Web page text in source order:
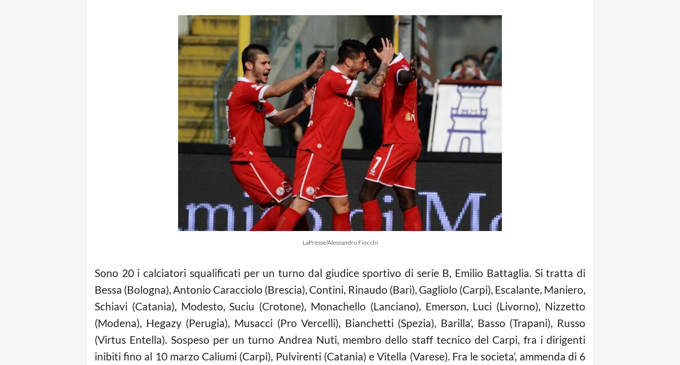
LaPresse/Alessandro Fiocchi
Sono 20 i calciatori squalificati per un turno dal giudice sportivo di serie B, Emilio Battaglia. Si tratta di
Bessa (Bologna), Antonio Caracciolo (Brescia), Contini, Rinaudo (Bari), Gagliolo (Carpi), Escalante, Maniero,
Schiavi (Catania), Modesto, Suciu (Crotone), Monachello (Lanciano), Emerson, Luci (Livorno), Nizzetto
(Modena), Hegazy (Perugia), Musacci (Pro Vercelli), Bianchetti (Spezia), Barilla’, Basso (Trapani), Russo
(Virtus Entella). Sospeso per un turno Andrea Nuti, membro dello staff tecnico del Carpi, fra i dirigenti
inibiti fino al 10 marzo Caliumi (Carpi), Pulvirenti (Catania) e Vitella (Varese). Fra le societa’, ammenda di 6